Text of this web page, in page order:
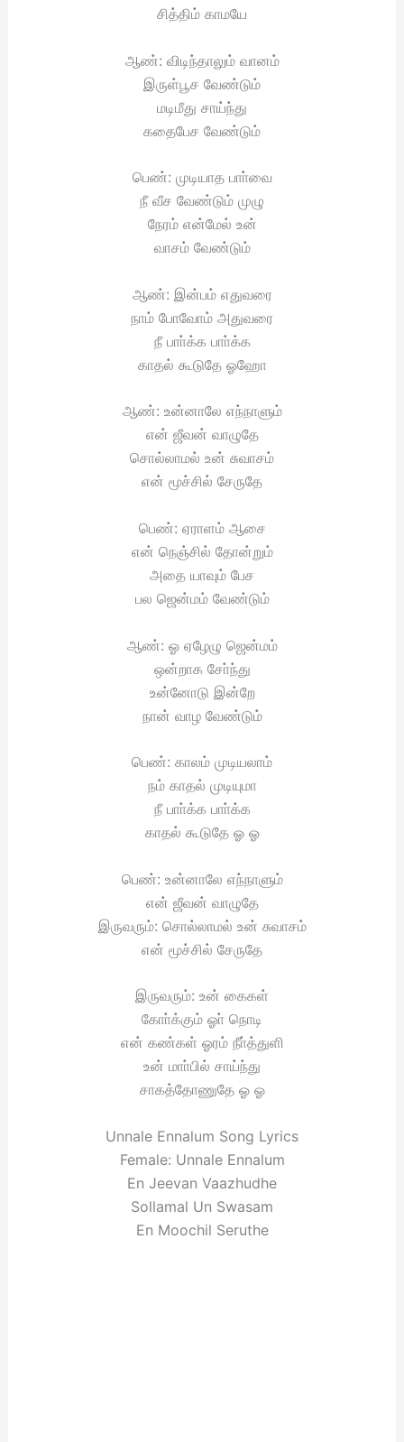
சித்திம் காமயே
ஆண்: விடிந்தாலும் வானம்
இருள்பூச வேண்டும்
மடிமீது சாய்ந்து
கதைபேச வேண்டும்
பெண்: முடியாத பாா்வை
நீ வீச வேண்டும் முழு
நேரம் என்மேல் உன்
வாசம் வேண்டும்
ஆண்: இன்பம் எதுவரை
நாம் போவோம் அதுவரை
நீ பாா்க்க பாா்க்க
காதல் கூடுதே ஓஹோ
ஆண்: உன்னாலே எந்நாளும்
என் ஜீவன் வாழுதே
சொல்லாமல் உன் சுவாசம்
என் மூச்சில் சேருதே
பெண்: ஏராளம் ஆசை
என் நெஞ்சில் தோன்றும்
அதை யாவும் பேச
பல ஜென்மம் வேண்டும்
ஆண்: ஓ ஏழேழு ஜென்மம்
ஒன்றாக சோ்ந்து
உன்னோடு இன்றே
நான் வாழ வேண்டும்
பெண்: காலம் முடியலாம்
நம் காதல் முடியுமா
நீ பாா்க்க பாா்க்க
காதல் கூடுதே ஓ ஓ
பெண்: உன்னாலே எந்நாளும்
என் ஜீவன் வாழுதே
இருவரும்: சொல்லாமல் உன் சுவாசம்
என் மூச்சில் சேருதே
இருவரும்: உன் கைகள்
கோா்க்கும் ஓா் நொடி
என் கண்கள் ஓரம் நீா்த்துளி
உன் மாா்பில் சாய்ந்து
சாகத்தோணுதே ஓ ஓ
Unnale Ennalum Song Lyrics
Female: Unnale Ennalum
En Jeevan Vaazhudhe
Sollamal Un Swasam
En Moochil Seruthe